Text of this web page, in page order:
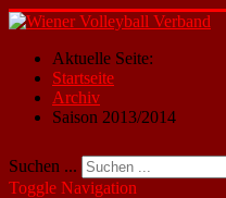
Aktuelle Seite:
Startseite
Archiv
Saison 2013/2014
Suchen ...
Toggle Navigation